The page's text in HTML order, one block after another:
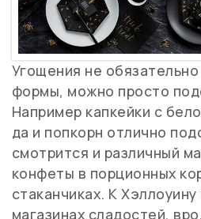
Угощения не
формы, можно просто
Например капкейки с
да и попкорн отлично
смотрится и различный
конфеты в порционных
стаканчиках. К Хэллоуину
магазинах сладостей,